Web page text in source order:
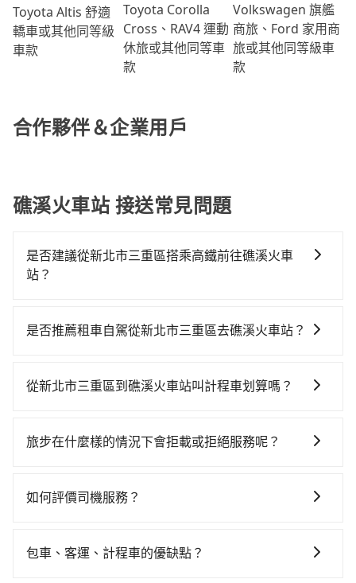
Toyota Altis 舒適
轎車或其他同等級
車款
Toyota Corolla
Cross、RAV4 運動
休旅或其他同等車
款
Volkswagen 旗艦
商旅、Ford 家用商
旅或其他同等級車
款
合作夥伴＆企業用戶
礁溪火車站 接送常見問題
是否建議從新北市三重區搭乘高鐵前往礁溪火車
站？
鐵較貴、費時、轉車麻煩！台北-南港雖然一天最多時有
(新北市三重區) 前往最靠近的台北高鐵站，叫一輛計程
7~9分鐘（平均8分）的高鐵從台北站前往南港高鐵站，
溪火車站 (宜蘭縣礁溪鄉) 的目的地。全程加上轉車時間
送，則每人平均花費約370元，費時54分鐘。選擇搭乘
是否推薦租車自駕從新北市三重區去礁溪火車站？
時不需要閉目養神（因為要自己開車），最重要的是你
$115~205承租小轎車，每公里再額外加收$3.2，從新北
返回），雖已將eTag和可能的每小時40元路邊停車費用
Yaris、Prius C、Vios這類乘坐體驗較差的車款，如果人
從新北市三重區到礁溪火車站叫計程車划算嗎？
灣大車隊、Uber、Line Taxi、Yoxi等，如果在路邊攔不
照里程跳錶計算，價格約為1,440~1,700元間，若改選
4%、密度僅雙北的0.9%，其叫車的難度是雙北市的120
旅步在什麼樣的情況下會拒載或拒絕服務呢？
原因，司機有權拒絕服務： 1) 當日搭車人數或行李超過
同行，卻無自備或加購兒童座椅。提醒您，為了保護孩
如何評價司機服務？
視您的反饋。
包車、客運、計程車的優缺點？